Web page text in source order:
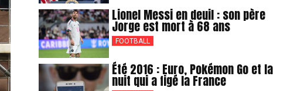
Lionel Messi en deuil : son père
Jorge est mort à 68 ans
FOOTBALL
Été 2016 : Euro, Pokémon Go et la
nuit qui a figé la France